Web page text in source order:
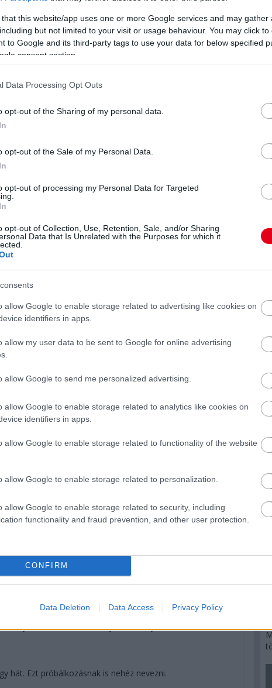
that this website/app uses one or more Google services and may gather
but not limited to your visit or usage behaviour. You may click to
to Google and its third-party tags to use your data for below specified
consent section.
Data Processing Opt Outs
opt-out of the Sharing of my personal data.
opt-out of the Sale of my Personal Data.
opt-out of processing my Personal Data for Targeted
opt-out of Collection, Use, Retention, Sale, and/or Sharing
Data that Is Unrelated with the Purposes for which it
allow Google to enable storage related to advertising like cookies on
identifiers in apps.
allow my user data to be sent to Google for online advertising
allow Google to send me personalized advertising.
allow Google to enable storage related to analytics like cookies on
identifiers in apps.
allow Google to enable storage related to functionality of the website
allow Google to enable storage related to personalization.
allow Google to enable storage related to security, including
functionality and fraud prevention, and other user protection.
CONFIRM
Data Deletion Data Access Privacy Policy
miatt, mi jöhet még...
miatt. Jelezték neki korábban a csapat részéről, hogy gond
hiba. A kormánykijelző. Valami nagy baj van ezzel az
Norris feljött a dobogóra.
A brit szerint addig minden rendbne, amíg le
rel szemben, köszönhetően a csatának Norris és a
őrzi a harmadik helyet!
helyet veszít, már csak a 13. helyen áll.
most már tényleg pontszerző tíz körrel a vége előtt.
lágyakon.
a lyukas autóval, és feladja a versenyt.
hát. Ezt próbálkozásnak is nehéz nevezni.
2